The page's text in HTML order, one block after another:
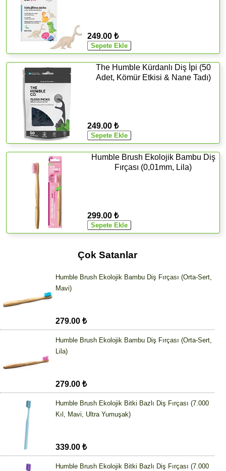
249.00 ₺
The Humble Kürdanlı Diş İpi (50
Adet, Kömür Etkisi & Nane Tadı)
249.00 ₺
Humble Brush Ekolojik Bambu Diş
Fırçası (0,01mm, Lila)
299.00 ₺
Çok Satanlar
Humble Brush Ekolojik Bambu Diş Fırçası (Orta-Sert,
Mavi)
279.00 ₺
Humble Brush Ekolojik Bambu Diş Fırçası (Orta-Sert,
Lila)
279.00 ₺
Humble Brush Ekolojik Bitki Bazlı Diş Fırçası (7.000
Kıl, Mavi, Ultra Yumuşak)
339.00 ₺
Humble Brush Ekolojik Bitki Bazlı Diş Fırçası (7.000